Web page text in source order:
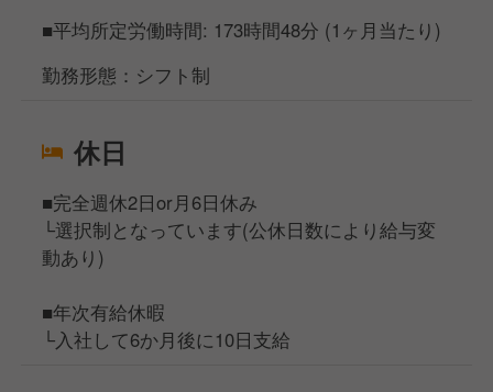
■平均所定労働時間: 173時間48分 (1ヶ月当たり)
勤務形態：シフト制
休日
■完全週休2日or月6日休み
└選択制となっています(公休日数により給与変
動あり)
■年次有給休暇
└入社して6か月後に10日支給